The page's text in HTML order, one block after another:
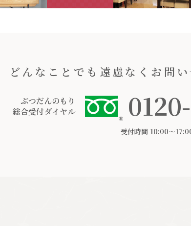
どんなことでも遠慮なくお問
ぶつだんのもり
総合受付ダイヤル
受付時間 10:00〜